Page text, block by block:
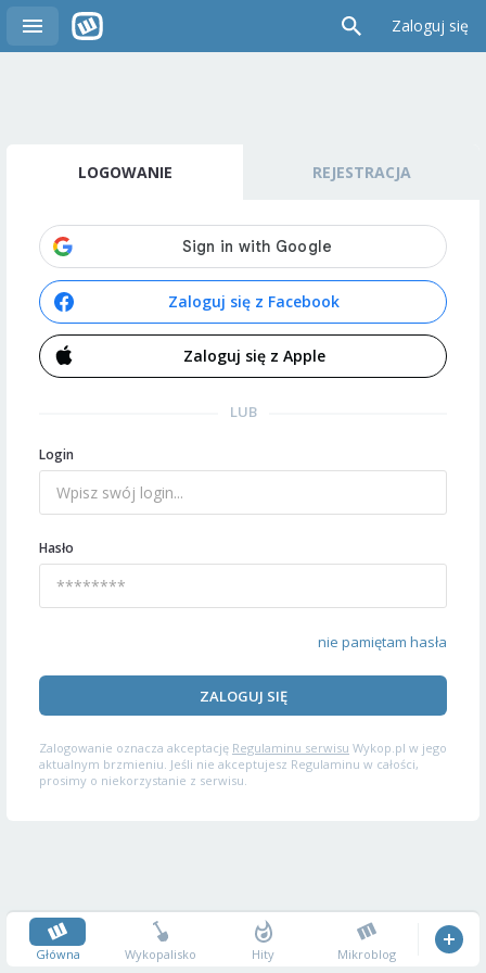
Zaloguj się
LOGOWANIE REJESTRACJA
Zaloguj się z Facebook
Zaloguj się z Apple
LUB
Login
Hasło
nie pamiętam hasła
ZALOGUJ SIĘ
Zalogowanie oznacza akceptację Regulaminu serwisu Wykop.pl w jego
aktualnym brzmieniu. Jeśli nie akceptujesz Regulaminu w całości,
prosimy o niekorzystanie z serwisu.
Główna Wykopalisko Hity Mikroblog